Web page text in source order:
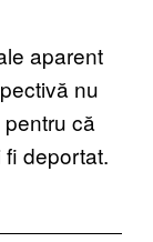
aparent
nu
că
deportat.